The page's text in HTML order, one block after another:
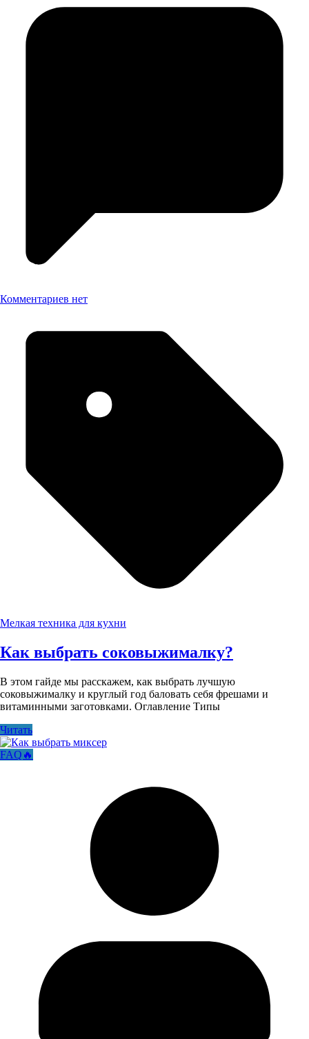
Комментариев нет
Мелкая техника для кухни
Как выбрать соковыжималку?
В этом гайде мы расскажем, как выбрать лучшую
соковыжималку и круглый год баловать себя фрешами и
витаминными заготовками. Оглавление Типы
Читать
FAQ🔥